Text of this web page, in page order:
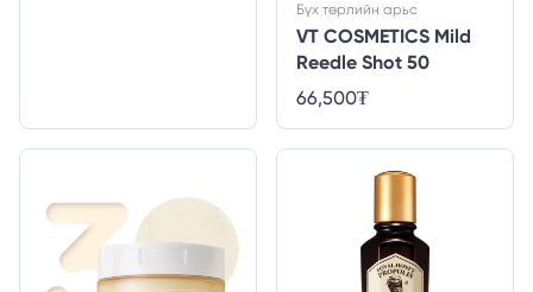
VT COSMETICS Mild
Reedle Shot 50
Бүх төрлийн арьс
66,500₮